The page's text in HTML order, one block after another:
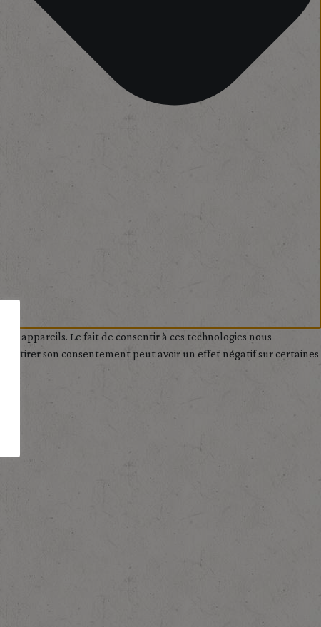
appareils. Le fait de consentir à ces technologies nous
retirer son consentement peut avoir un effet négatif sur certaines